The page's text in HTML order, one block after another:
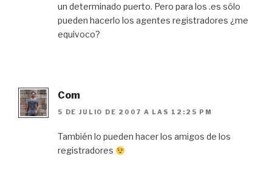
un determinado puerto. Pero para los .es sólo
pueden hacerlo los agentes registradores ¿me
equivoco?
Com
5 DE JULIO DE 2007 A LAS 12:25 PM
También lo pueden hacer los amigos de los
registradores